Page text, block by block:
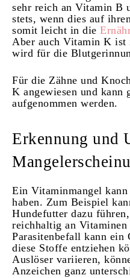
sehr reich an Vitamin B
stets, wenn dies auf
somit leicht in die
Aber auch Vitamin K ist
wird für die
Für die Zähne und
K angewiesen und kann
aufgenommen werden.
Erkennung und
Ein Vitaminmangel kann
haben. Zum Beispiel
Hundefutter dazu
reichhaltig an
Parasitenbefall kann ein
diese Stoffe entziehen
Auslöser variieren,
Anzeichen ganz